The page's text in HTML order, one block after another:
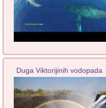
Duga Viktorijinih vodopada